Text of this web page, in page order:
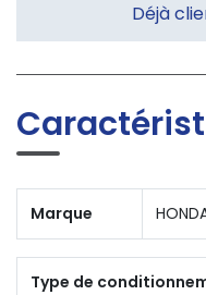
Déjà
Marque
Type de